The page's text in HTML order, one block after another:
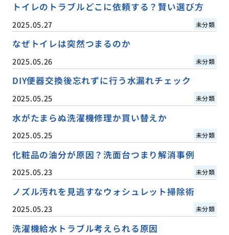
トイレのトラブルどこに依頼する？賢い選び方
2025.05.27 未分類
なぜトイレは突然つまるのか
2025.05.26 未分類
DIY便器交換後忘れずに行う水漏れチェック
2025.05.25 未分類
水がたまらぬ洗濯機修理か買い替えか
2025.05.25 未分類
化粧品の油分が原因？洗面台つまり解消事例
2025.05.23 未分類
ノズル汚れを見逃すなウォシュレット掃除術
2025.05.23 未分類
洗濯機給水トラブル考えられる原因